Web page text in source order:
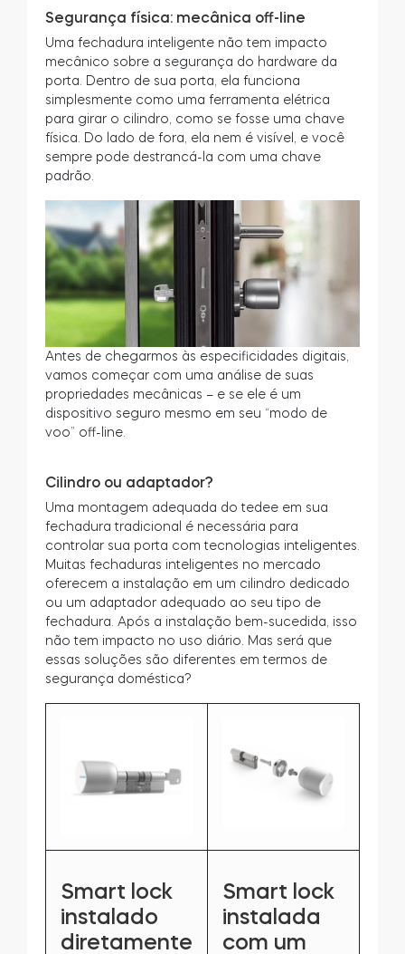
Segurança física: mecânica off-line
Uma fechadura inteligente não tem impacto
mecânico sobre a segurança do hardware da
porta. Dentro de sua porta, ela funciona
simplesmente como uma ferramenta elétrica
para girar o cilindro, como se fosse uma chave
física. Do lado de fora, ela nem é visível, e você
sempre pode destrancá-la com uma chave
padrão.
Antes de chegarmos às especificidades digitais,
vamos começar com uma análise de suas
propriedades mecânicas – e se ele é um
dispositivo seguro mesmo em seu “modo de
voo” off-line.
Cilindro ou adaptador?
Uma montagem adequada do tedee em sua
fechadura tradicional é necessária para
controlar sua porta com tecnologias inteligentes.
Muitas fechaduras inteligentes no mercado
oferecem a instalação em um cilindro dedicado
ou um adaptador adequado ao seu tipo de
fechadura. Após a instalação bem-sucedida, isso
não tem impacto no uso diário. Mas será que
essas soluções são diferentes em termos de
segurança doméstica?
Smart lock
instalado
diretamente
Smart lock
instalada
com um